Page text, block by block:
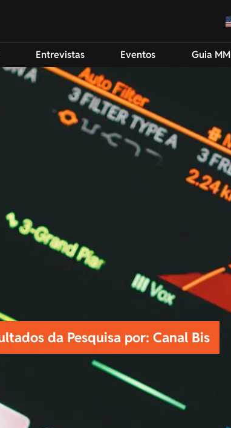
Entrevistas Eventos Guia MM
da Pesquisa por: Canal Bis